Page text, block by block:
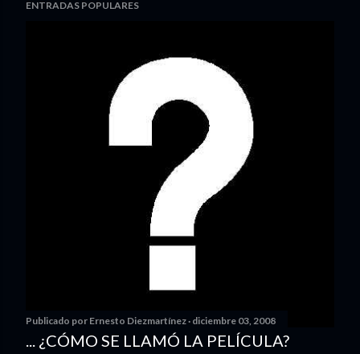
ENTRADAS POPULARES
Publicado por Ernesto Diezmartínez diciembre 03, 2008
... ¿CÓMO SE LLAMÓ LA PELÍCULA?